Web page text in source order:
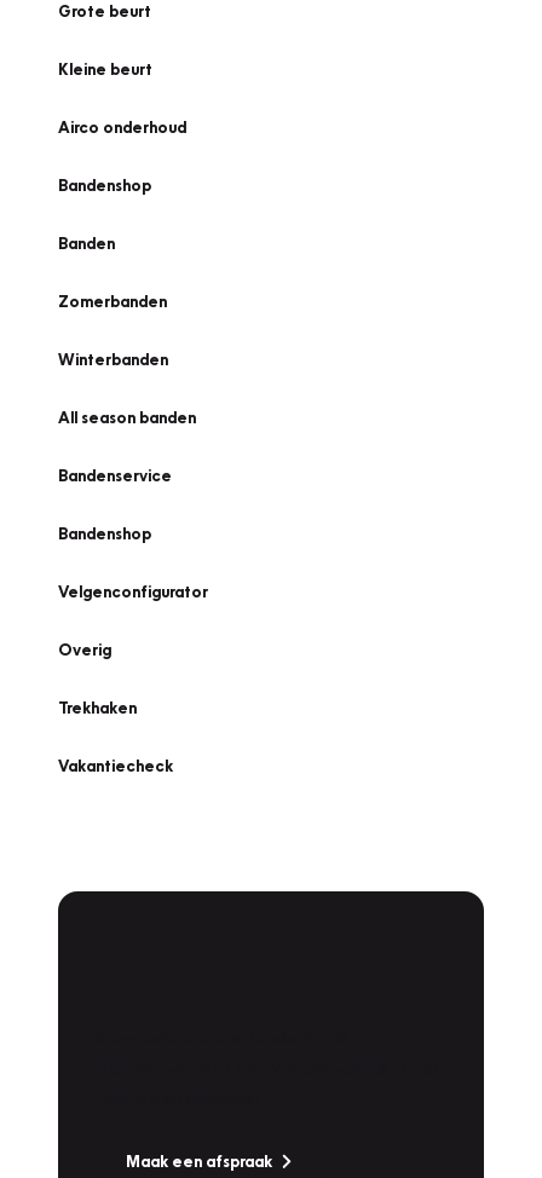
Grote beurt
Kleine beurt
Airco onderhoud
Bandenshop
Banden
Zomerbanden
Winterbanden
All season banden
Bandenservice
Bandenshop
Velgenconfigurator
Overig
Trekhaken
Vakantiecheck
Maak een afspraak